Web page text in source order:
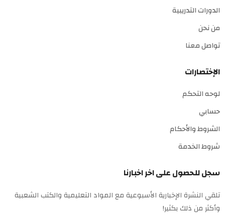
الدورات التدريبية
من نحن
تواصل معنا
الإختصارات
لوحه التحكم
حسابي
الشروط والأحكام
شروط الخدمة
سجل للحصول على اخر اخبارنا
تلقي النشرة الإخبارية الأسبوعية مع المواد التعليمية والكتب الشعبية
وأكثر من ذلك بكثير!